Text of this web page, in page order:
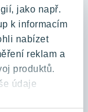
jako např.
k informacím
nabízet
reklam a
produktů.
údaje